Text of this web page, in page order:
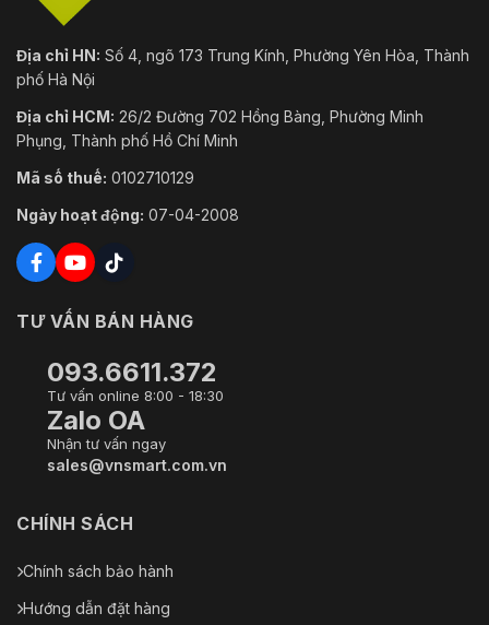
Địa chỉ HN: Số 4, ngõ 173 Trung Kính, Phường Yên Hòa, Thành
phố Hà Nội
Địa chỉ HCM: 26/2 Đường 702 Hồng Bàng, Phường Minh
Phụng, Thành phố Hồ Chí Minh
Mã số thuế: 0102710129
Ngày hoạt động: 07-04-2008
TƯ VẤN BÁN HÀNG
093.6611.372
Tư vấn online 8:00 - 18:30
Zalo OA
Nhận tư vấn ngay
sales@vnsmart.com.vn
CHÍNH SÁCH
Chính sách bảo hành
Hướng dẫn đặt hàng